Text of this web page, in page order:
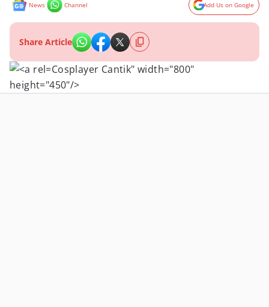
News Channel Add Us on Google
Share Article
Cosplayer Cantik" width="800"
height="450"/>